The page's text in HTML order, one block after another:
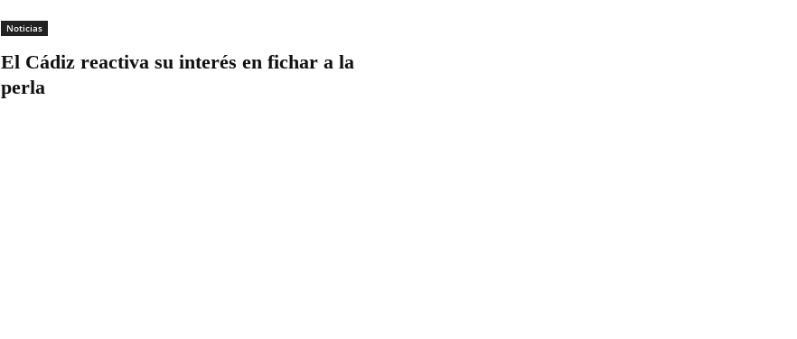
Noticias
El Cádiz reactiva su interés en fichar a la
perla